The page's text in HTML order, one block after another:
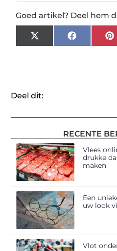
Goed artikel? Deel hem
X
(Twitter)
Facebook
Deel dit:
RECENTE
Vlees
drukke
maken
Een
uw look
Vlot